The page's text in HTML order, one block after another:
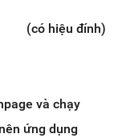
(có hiệu đính)
và chạy
ứng dụng